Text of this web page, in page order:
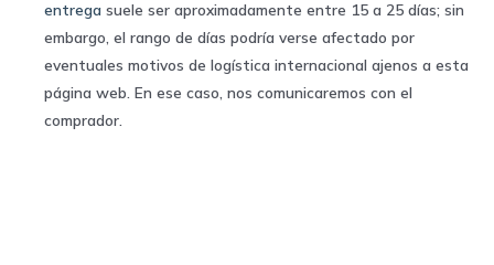
entrega suele ser aproximadamente entre 15 a 25 días; sin
embargo, el rango de días podría verse afectado por
eventuales motivos de logística internacional ajenos a esta
página web. En ese caso, nos comunicaremos con el
comprador.